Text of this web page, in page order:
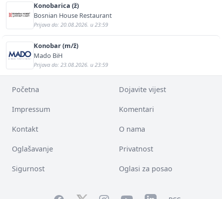
Konobarica (ž)
Bosnian House Restaurant
Prijava do: 20.08.2026. u 23:59
Konobar (m/ž)
Mado BiH
Prijava do: 23.08.2026. u 23:59
Početna Dojavite vijest
Impressum Komentari
Kontakt O nama
Oglašavanje Privatnost
Sigurnost Oglasi za posao